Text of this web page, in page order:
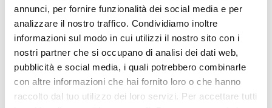
annunci, per fornire funzionalità dei social media e per
analizzare il nostro traffico. Condividiamo inoltre
informazioni sul modo in cui utilizzi il nostro sito con i
nostri partner che si occupano di analisi dei dati web,
pubblicità e social media, i quali potrebbero combinarle
con altre informazioni che hai fornito loro o che hanno
raccolto dal tuo utilizzo dei loro servizi. Per accettare tutti
FORMACIÓN
Una formación personalizada, con programas
de la Supply Chain, puede transformar tu